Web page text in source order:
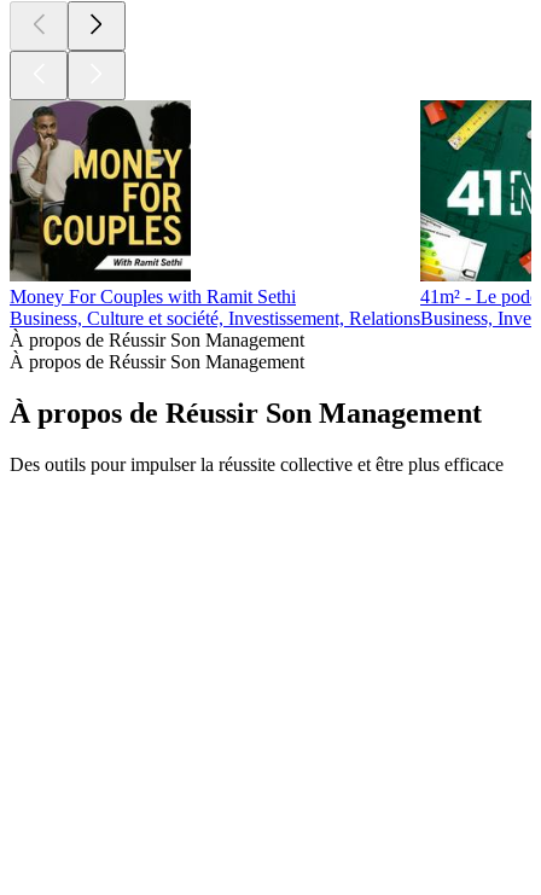
Money For Couples with Ramit Sethi
Business, Culture et société, Investissement, Relations
41m² - Le
Business,
À propos de Réussir Son Management
À propos de Réussir Son Management
À propos de Réussir Son Management
Des outils pour impulser la réussite collective et être plus efficace